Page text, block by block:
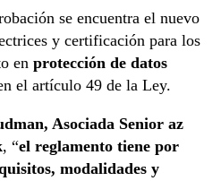
se encuentra el nuevo
y certificación para los
en protección de datos
el artículo 49 de la Ley.
Asociada Senior az
, “el reglamento tiene por
modalidades y